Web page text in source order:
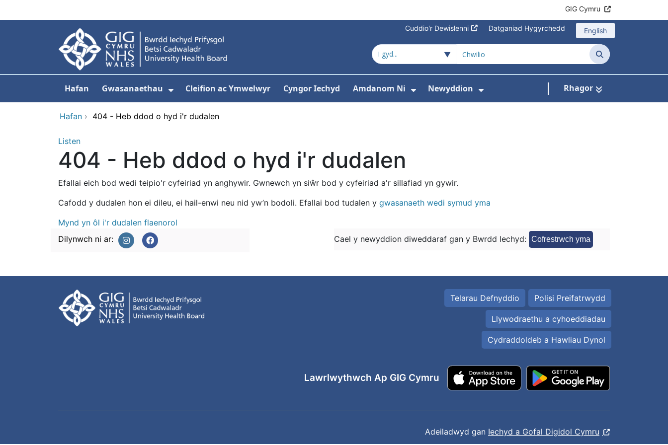
GIG Cymru
Cuddio'r Dewislenni Datganiad Hygyrchedd English
Chwilio
Hafan Gwasanaethau Cleifion ac Ymwelwyr Cyngor Iechyd Amdanom Ni Newyddion Rhagor
Hafan › 404 - Heb ddod o hyd i'r dudalen
Listen
404 - Heb ddod o hyd i'r dudalen
Efallai eich bod wedi teipio'r cyfeiriad yn anghywir. Gwnewch yn siŵr bod y cyfeiriad a'r sillafiad yn gywir.
Cafodd y dudalen hon ei dileu, ei hail-enwi neu nid yw’n bodoli. Efallai bod tudalen y gwasanaeth wedi symud yma
Mynd yn ôl i'r dudalen flaenorol
Dilynwch ni ar:
Cael y newyddion diweddaraf gan y Bwrdd Iechyd: Cofrestrwch yma
Telarau Defnyddio Polisi Preifatrwydd
Llywodraethu a cyhoeddiadau
Cydraddoldeb a Hawliau Dynol
Lawrlwythwch Ap GIG Cymru
Adeiladwyd gan Iechyd a Gofal Digidol Cymru